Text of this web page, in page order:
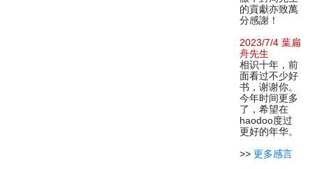
的貢獻亦致萬
分感謝！
2023/7/4 葉扁
舟先生
相识十年，前
面看过不少好
书，谢谢你。
今年时间更多
了，希望在
haodoo度过
更好的年华。
>> 更多感言